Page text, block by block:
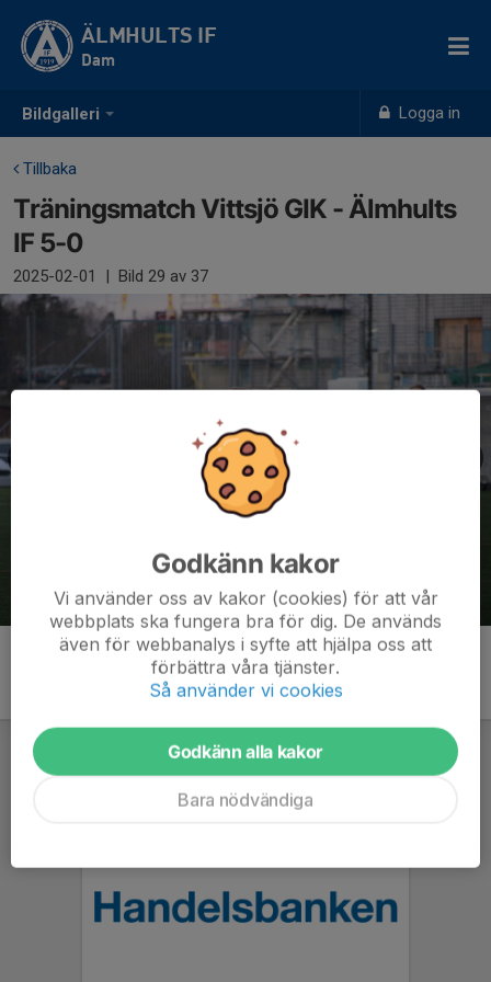
Bildgalleri Logga in
ÄLMHULTS IF
Dam
Tillbaka
Träningsmatch Vittsjö GIK - Älmhults
IF 5-0
2025-02-01 | Bild 29 av 37
Godkänn kakor
Vi använder oss av kakor (cookies) för att vår
webbplats ska fungera bra för dig. De används
även för webbanalys i syfte att hjälpa oss att
förbättra våra tjänster.
Så använder vi cookies
Godkänn alla kakor
Bara nödvändiga